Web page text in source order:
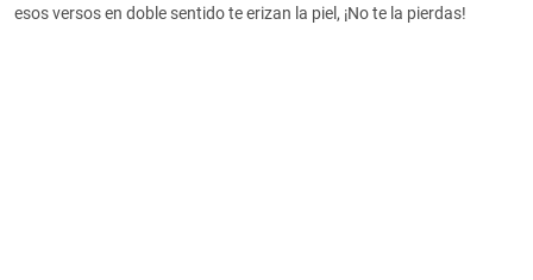
esos versos en doble sentido te erizan la piel, ¡No te la pierdas!